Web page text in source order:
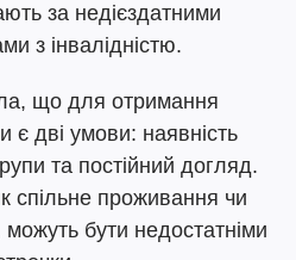
за недієздатними
з інвалідністю.
що для отримання
є дві умови: наявність
та постійний догляд.
спільне проживання чи
можуть бути недостатніми